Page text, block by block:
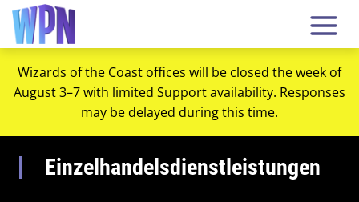
Wizards of the Coast offices will be closed the week of
August 3–7 with limited Support availability. Responses
may be delayed during this time.
Einzelhandelsdienstleistungen